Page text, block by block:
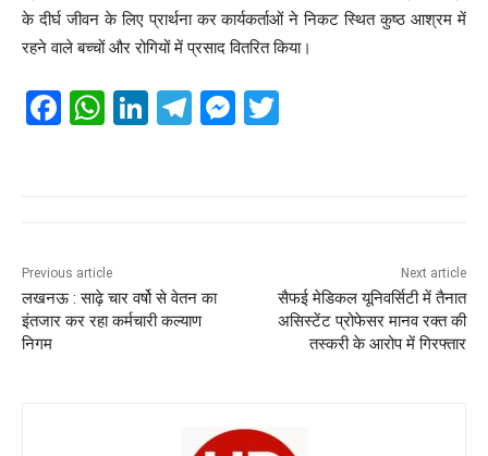
के दीर्घ जीवन के लिए प्रार्थना कर कार्यकर्ताओं ने निकट स्थित कुष्ठ आश्रम में
रहने वाले बच्चों और रोगियों में प्रसाद वितरित किया।
F
o
o
W
p
p
Li
n
T
m
M
Previous article
लखनऊ : साढ़े चार वर्षो से वेतन का
इंतजार कर रहा कर्मचारी कल्याण
निगम
Next article
सैफई मेडिकल यूनिवर्सिटी में तैनात
असिस्टेंट प्रोफेसर मानव रक्त की
तस्करी के आरोप में गिरफ्तार